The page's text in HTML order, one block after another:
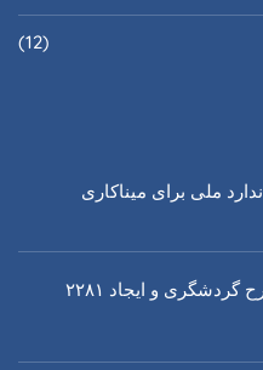
(12)
ملی برای میناکاری
بهره‌برداری ١٨٣ طرح گردشگری و ایجاد ٢٢٨١